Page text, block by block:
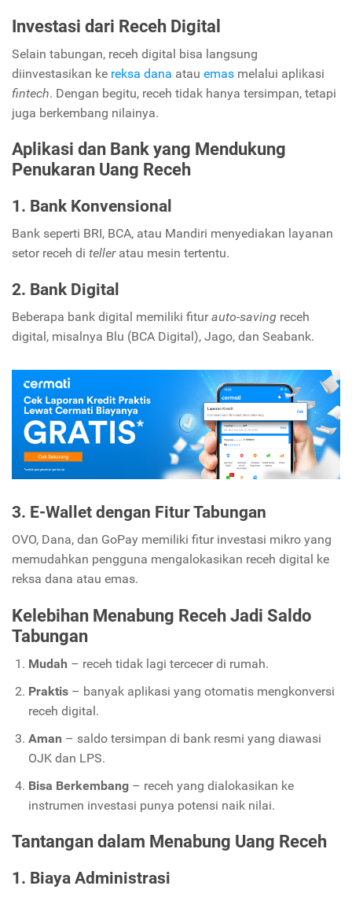
Investasi dari Receh Digital
Selain tabungan, receh digital bisa langsung
diinvestasikan ke reksa dana atau emas melalui aplikasi
fintech. Dengan begitu, receh tidak hanya tersimpan, tetapi
juga berkembang nilainya.
Aplikasi dan Bank yang Mendukung
Penukaran Uang Receh
1. Bank Konvensional
Bank seperti BRI, BCA, atau Mandiri menyediakan layanan
setor receh di telleratau mesin tertentu.
2. Bank Digital
Beberapa bank digital memiliki fiturauto-saving receh
digital, misalnya Blu (BCA Digital), Jago, dan Seabank.
3. E-Wallet dengan Fitur Tabungan
OVO, Dana, dan GoPay memiliki fitur investasi mikro yang
memudahkan pengguna mengalokasikan receh digital ke
reksa dana atau emas.
Kelebihan Menabung Receh Jadi Saldo
Tabungan
Mudah – receh tidak lagi tercecer di rumah.
Praktis– banyak aplikasi yang otomatis mengkonversi
receh digital.
Aman – saldo tersimpan di bank resmi yang diawasi
OJK dan LPS.
Bisa Berkembang– receh yang dialokasikan ke
instrumen investasi punya potensi naik nilai.
Tantangan dalam Menabung Uang Receh
1. Biaya Administrasi